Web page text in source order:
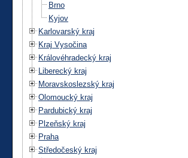
Brno
Kyjov
Karlovarský kraj
Kraj Vysočina
Královéhradecký kraj
Liberecký kraj
Moravskoslezský kraj
Olomoucký kraj
Pardubický kraj
Plzeňský kraj
Praha
Středočeský kraj